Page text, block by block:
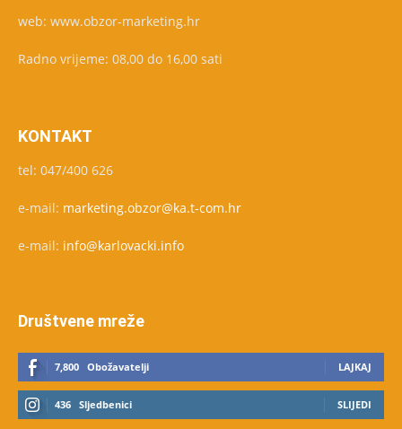
web: www.obzor-marketing.hr
Radno vrijeme: 08,00 do 16,00 sati
KONTAKT
tel: 047/400 626
e-mail: marketing.obzor@ka.t-com.hr
e-mail: info@karlovacki.info
Društvene mreže
7,800 Obožavatelji LAJKAJ
436 Sljedbenici SLIJEDI